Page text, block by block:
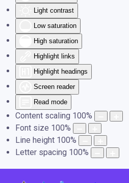
Light contrast
Low saturation
High saturation
Highlight links
Highlight headings
Screen reader
Read mode
Content scaling 100%
Font size 100%
Line height 100%
Letter spacing 100%